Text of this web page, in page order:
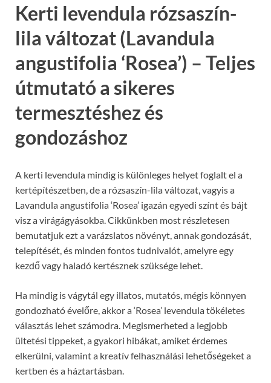
Kerti levendula rózsaszín-
lila változat (Lavandula
angustifolia ‘Rosea’) – Teljes
útmutató a sikeres
termesztéshez és
gondozáshoz
A kerti levendula mindig is különleges helyet foglalt el a
kertépítészetben, de a rózsaszín-lila változat, vagyis a
Lavandula angustifolia ‘Rosea’ igazán egyedi színt és bájt
visz a virágágyásokba. Cikkünkben most részletesen
bemutatjuk ezt a varázslatos növényt, annak gondozását,
telepítését, és minden fontos tudnivalót, amelyre egy
kezdő vagy haladó kertésznek szüksége lehet.
Ha mindig is vágytál egy illatos, mutatós, mégis könnyen
gondozható évelőre, akkor a ‘Rosea’ levendula tökéletes
választás lehet számodra. Megismerheted a legjobb
ültetési tippeket, a gyakori hibákat, amiket érdemes
elkerülni, valamint a kreatív felhasználási lehetőségeket a
kertben és a háztartásban.